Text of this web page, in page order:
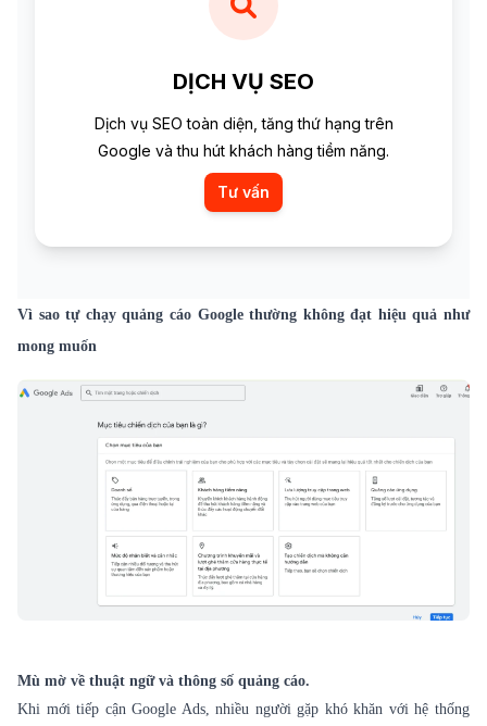
DỊCH VỤ SEO
Dịch vụ SEO toàn diện, tăng thứ hạng trên
Google và thu hút khách hàng tiềm năng.
Tư vấn
Vì sao tự chạy quảng cáo Google thường không đạt hiệu quả như
mong muốn
Mù mờ về thuật ngữ và thông số quảng cáo.
Khi mới tiếp cận Google Ads, nhiều người gặp khó khăn với hệ thống